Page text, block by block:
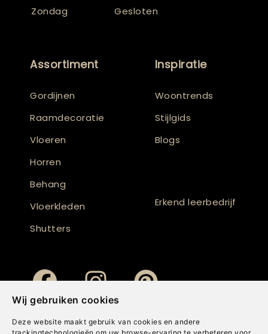
Wij gebruiken cookies
Deze website maakt gebruik van cookies en andere
Zondag
Gesloten
Assortiment
Gordijnen
Raamdecoratie
Vloeren
Horren
Behang
Vloerkleden
Shutters
Inspiratie
Woontrends
Stijlgids
Blogs
Erkend leerbedrijf